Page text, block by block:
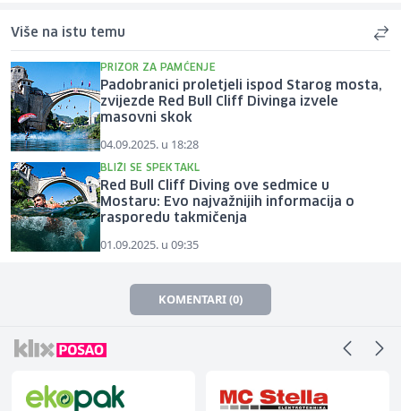
Više na istu temu
PRIZOR ZA PAMĆENJE
Padobranici proletjeli ispod Starog mosta,
zvijezde Red Bull Cliff Divinga izvele
masovni skok
04.09.2025. u 18:28
BLIŽI SE SPEKTAKL
Red Bull Cliff Diving ove sedmice u
Mostaru: Evo najvažnijih informacija o
rasporedu takmičenja
01.09.2025. u 09:35
KOMENTARI (0)